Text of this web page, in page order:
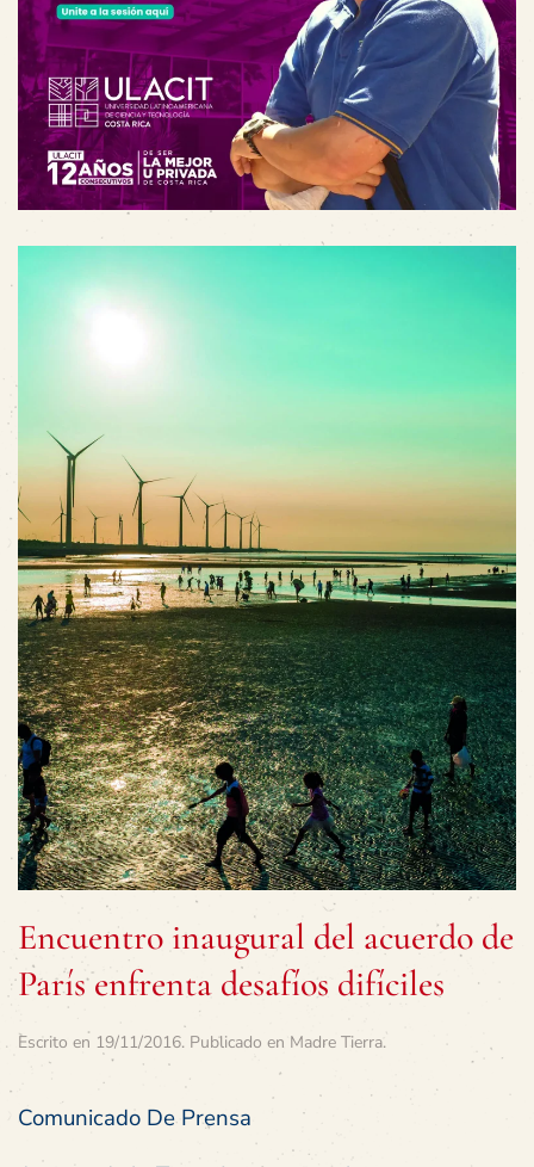
Encuentro inaugural del acuerdo de
París enfrenta desafíos difíciles
Escrito en 19/11/2016. Publicado en Madre Tierra.
Comunicado De Prensa